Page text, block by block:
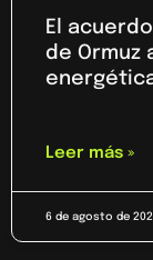
El
de Ormuz
Leer más »
6 de agosto de